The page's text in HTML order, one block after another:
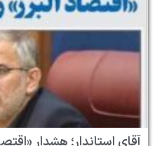
آقای استاندار؛ هشدار